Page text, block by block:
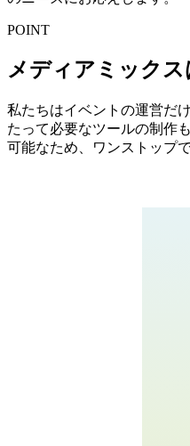
POINT
メディアミックス
私たちはイベントの運営だ
たって必要なツールの制作
可能なため、ワンストップ